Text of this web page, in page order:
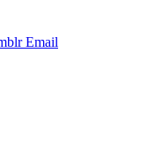
Email